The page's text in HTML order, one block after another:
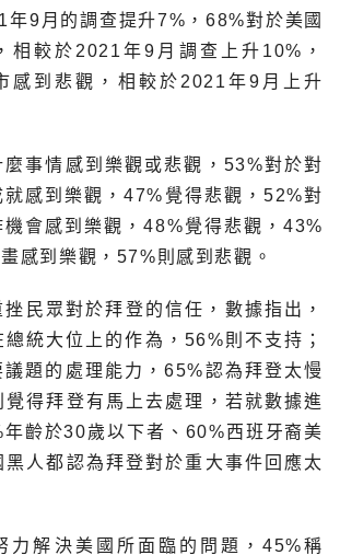
年9月的調查提升7%，68%對於美國
相較於2021年9月調查上升10%，
感到悲觀，相較於2021年9月上升
事情感到樂觀或悲觀，53%對於對
感到樂觀，47%覺得悲觀，52%對
會感到樂觀，48%覺得悲觀，43%
感到樂觀，57%則感到悲觀。
民眾對於拜登的信任，數據指出，
統大位上的作為，56%則不支持；
題的處理能力，65%認為拜登太慢
得拜登有馬上去處理，若就數據進
齡於30歲以下者、60%西班牙裔美
黑人都認為拜登對於重大事件回應太
力解決美國所面臨的問題，45%稱